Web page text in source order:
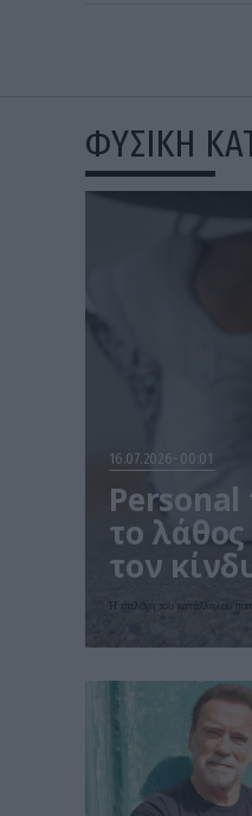
ΦΥΣΙΚΗ
16.07.2026 00:01
Personal
το
τον
Η επιλογή του κατάλληλου